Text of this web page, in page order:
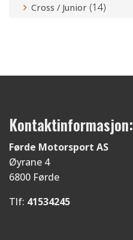
Cross / Junior (14)
Kontaktinformasjon:
Førde Motorsport AS
Øyrane 4
6800 Førde
Tlf: 41534245